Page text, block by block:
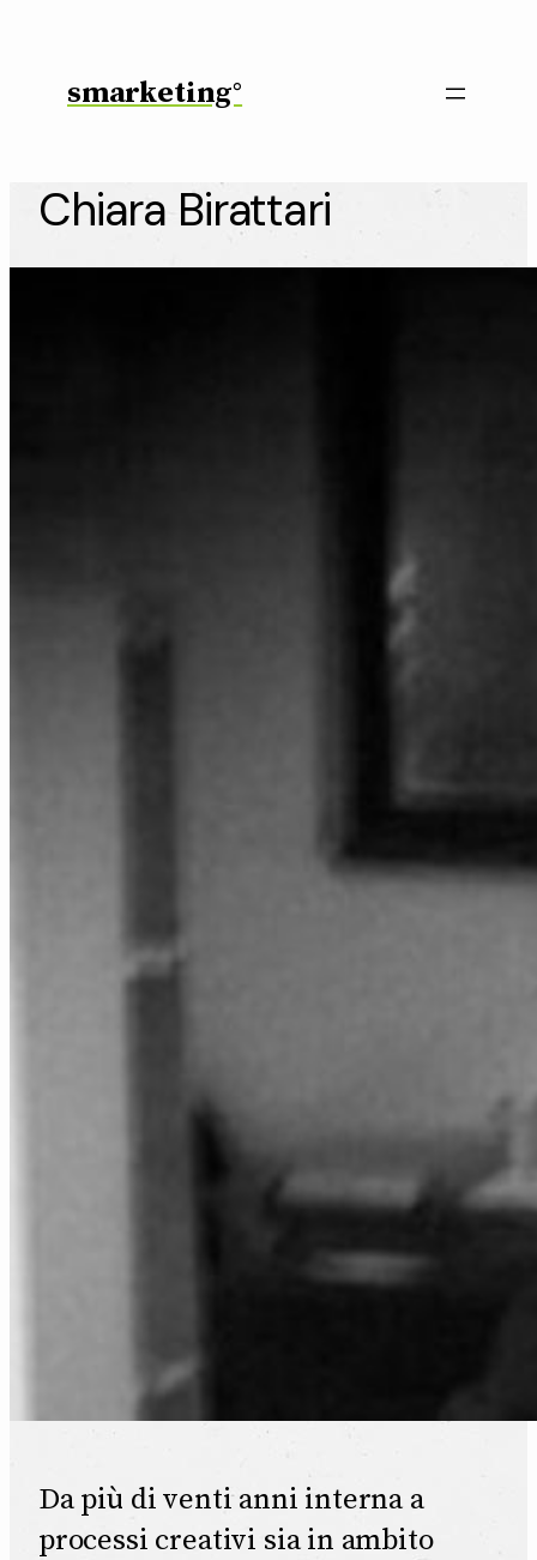
smarketing°
Chiara Birattari
Da più di venti anni interna a
processi creativi sia in ambito